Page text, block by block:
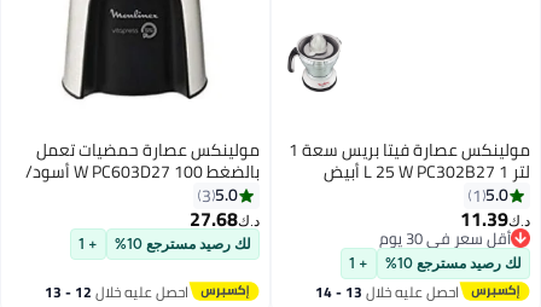
مولينكس عصارة فيتا بريس سعة 1
لتر 1 L 25 W PC302B27 أبيض
5.0
1
د.ك‏11.39
أقل سعر في 30 يوم
أقل سعر في 30 يوم
لك رصيد مسترجع 10% + 1
احصل عليه خلال 13 - 14
مولينكس عصارة حمضيات تعمل
بالضغط 100 W PC603D27 أسود/
فضي
5.0
3
د.ك‏27.68
لك رصيد مسترجع 10% + 1
احصل عليه خلال 12 - 13